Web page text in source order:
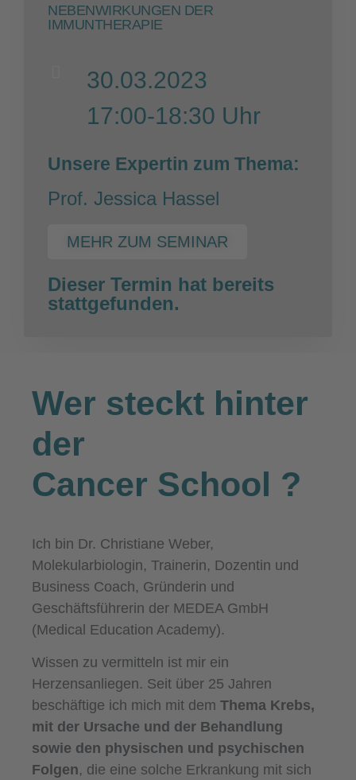
NEBENWIRKUNGEN DER
IMMUNTHERAPIE
30.03.2023
17:00-18:30 Uhr
Unsere Expertin zum Thema:
Prof. Jessica Hassel
MEHR ZUM SEMINAR
Dieser Termin hat bereits
stattgefunden.
Wer steckt hinter
der
Cancer School ?
Ich bin Dr. Christiane Weber,
Molekularbiologin, Trainerin, Dozentin und
Business Coach, Gründerin und
Geschäftsführerin der MEDEA GmbH
(Medical Education Academy).
Wissen zu vermitteln ist mir ein
Herzensanliegen. Seit über 25 Jahren
beschäftige ich mich mit dem Thema Krebs,
mit der Ursache und der Behandlung
sowie den physischen und psychischen
Folgen, die eine solche Erkrankung mit sich